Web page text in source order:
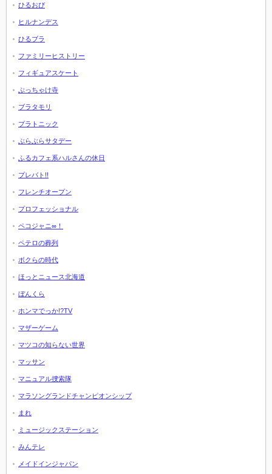
ひるおび
ヒルナンデス
ひるブラ
ファミリーヒストリー
フィギュアスケート
ぶっちゃけ寺
ブラタモリ
プラトニック
ぶらぶらサタデー
ふるカフェ系ハルさんの休日
プレバト!!
フレンチオープン
プロフェッショナル
ペコジャニ∞！
ペテロの葬列
ボクらの時代
ほっとニュース北海道
ぼんくら
ホンマでっか!?TV
マザーゲーム
マツコの知らない世界
マッサン
マニュアル捜索隊
マラソングランドチャンピオンシップ
まれ
ミュージックステーション
みんテレ
メイドインジャパン